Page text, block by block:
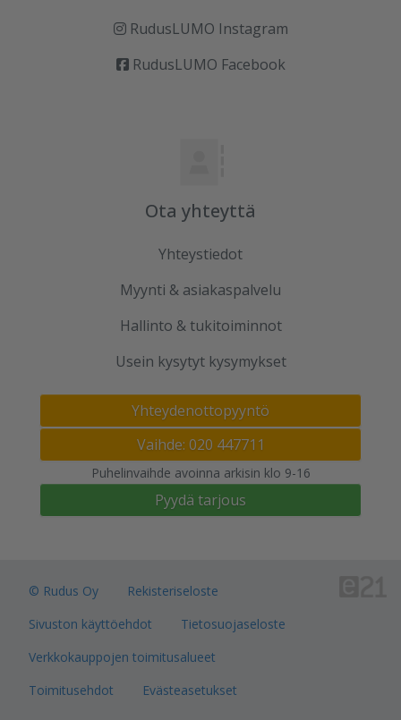
RudusLUMO Instagram
RudusLUMO Facebook
Ota yhteyttä
Yhteystiedot
Myynti & asiakaspalvelu
Hallinto & tukitoiminnot
Usein kysytyt kysymykset
Yhteydenottopyyntö
Vaihde: 020 447711
Puhelinvaihde avoinna arkisin klo 9-16
Pyydä tarjous
© Rudus Oy
Rekisteriseloste
Sivuston käyttöehdot
Tietosuojaseloste
Verkkokauppojen toimitusalueet
Toimitusehdot
Evästeasetukset